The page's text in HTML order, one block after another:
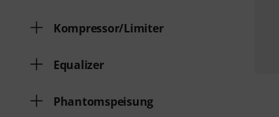
Kompressor/Limiter
Equalizer
Phantomspeisung